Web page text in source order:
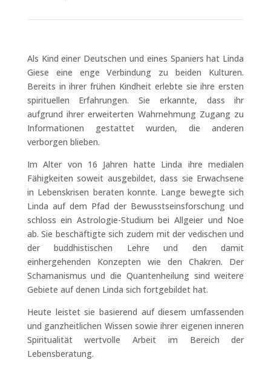
Als Kind einer Deutschen und eines Spaniers hat Linda
Giese eine enge Verbindung zu beiden Kulturen.
Bereits in ihrer frühen Kindheit erlebte sie ihre ersten
spirituellen Erfahrungen. Sie erkannte, dass ihr
aufgrund ihrer erweiterten Wahrnehmung Zugang zu
Informationen gestattet wurden, die anderen
verborgen blieben.
Im Alter von 16 Jahren hatte Linda ihre medialen
Fähigkeiten soweit ausgebildet, dass sie Erwachsene
in Lebenskrisen beraten konnte. Lange bewegte sich
Linda auf dem Pfad der Bewusstseinsforschung und
schloss ein Astrologie-Studium bei Allgeier und Noe
ab. Sie beschäftigte sich zudem mit der vedischen und
der buddhistischen Lehre und den damit
einhergehenden Konzepten wie den Chakren. Der
Schamanismus und die Quantenheilung sind weitere
Gebiete auf denen Linda sich fortgebildet hat.
Heute leistet sie basierend auf diesem umfassenden
und ganzheitlichen Wissen sowie ihrer eigenen inneren
Spiritualität wertvolle Arbeit im Bereich der
Lebensberatung.